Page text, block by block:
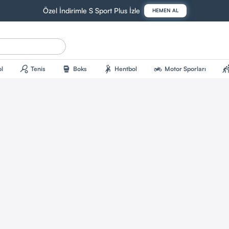
Özel İndirimle S Sport Plus İzle HEMEN AL
sports_tennis Tenis sports_mma Boks sports_handball Hentbol two_wheeler Motor Sporları